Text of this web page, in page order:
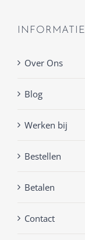
INFORMATIE
Over Ons
Blog
Werken bij
Bestellen
Betalen
Contact